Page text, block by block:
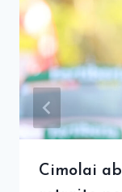
Cimolai